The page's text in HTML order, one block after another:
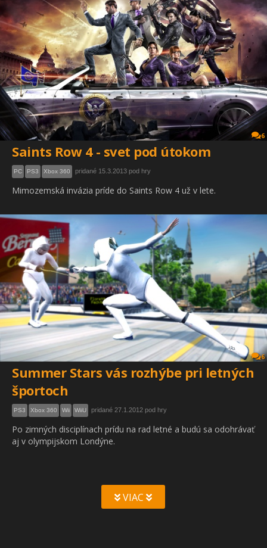
6
Saints Row 4 - svet pod útokom
PC PS3 Xbox 360 pridané 15.3.2013 pod hry
Mimozemská invázia príde do Saints Row 4 už v lete.
6
Summer Stars vás rozhýbe pri letných
športoch
PS3 Xbox 360 Wii WiiU pridané 27.1.2012 pod hry
Po zimných disciplínach prídu na rad letné a budú sa odohrávať
aj v olympijskom Londýne.
VIAC